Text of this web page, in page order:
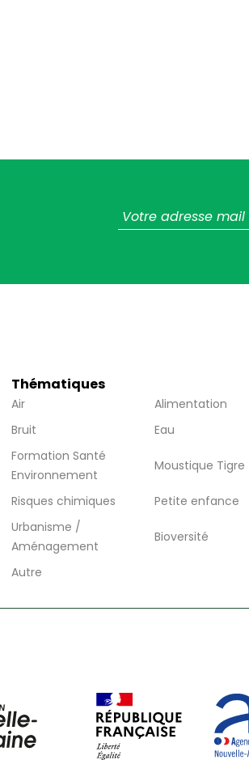
Thématiques
Air
Alimentation
Bruit
Eau
Formation Santé
Environnement
Moustique Tigre
Risques chimiques
Petite enfance
Urbanisme /
Aménagement
Bioversité
Autre